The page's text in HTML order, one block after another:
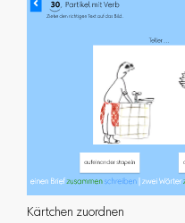
Kärtchen zuordnen